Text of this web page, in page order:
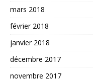
mars 2018
février 2018
janvier 2018
décembre 2017
novembre 2017